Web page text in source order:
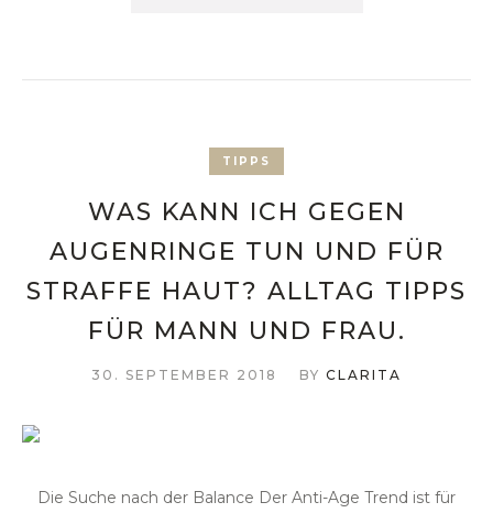
TIPPS
WAS KANN ICH GEGEN
AUGENRINGE TUN UND FÜR
STRAFFE HAUT? ALLTAG TIPPS
FÜR MANN UND FRAU.
30. SEPTEMBER 2018 BY CLARITA
Die Suche nach der Balance Der Anti-Age Trend ist für